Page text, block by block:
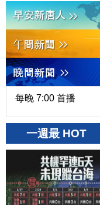
每晚 7:00 首播
一週最 HOT